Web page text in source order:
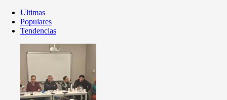
Ultimas
Populares
Tendencias